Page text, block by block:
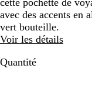
touches
fléchées
pour
cette pochette de
avec des accents en
vert bouteille.
Voir les détails
Quantité